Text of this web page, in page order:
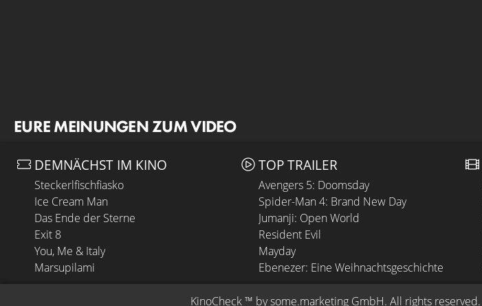
EURE MEINUNGEN ZUM VIDEO
DEMNÄCHST IM KINO
Steckerlfischfiasko
Ice Cream Man
Das Ende der Sterne
Exit 8
You, Me & Italy
Marsupilami
TOP TRAILER
Avengers 5: Doomsday
Spider-Man 4: Brand New Day
Jumanji: Open World
Resident Evil
Mayday
Ebenezer: Eine Weihnachtsgeschichte
KinoCheck ™ by some.marketing GmbH. All rights reserved.